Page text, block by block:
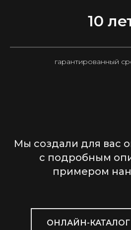
10
гарантированный
Мы создали для вас
с подробным
примером
ОНЛАЙН-